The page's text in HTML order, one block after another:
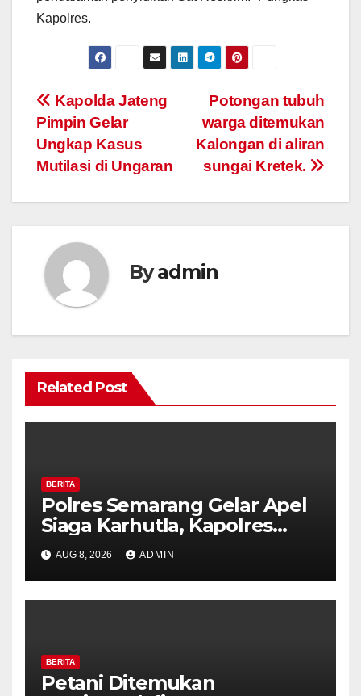
Kapolres.
Post
navigation
Potongan tubuh
warga ditemukan
Kalongan di aliran
sungai Kretek.
Kapolda Jateng
Pimpin Gelar
Ungkap Kasus
Mutilasi di Ungaran
Byadmin
Related Post
BERITA
Polres Semarang Gelar Apel
Siaga Karhutla, Kapolres
Tekankan Sinergi dan
Kesiapsiagaan Hadapi Musim
Kemarau.
AUG 8, 2026 ADMIN
BERITA
Petani Ditemukan